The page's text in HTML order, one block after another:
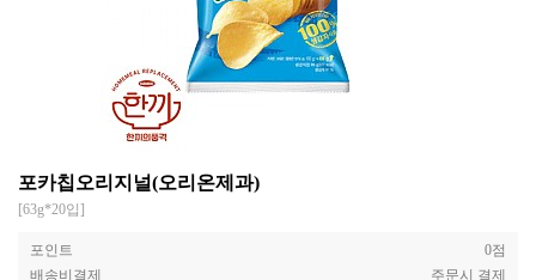
포카칩오리지널(오리온제과)
[63g*20입]
포인트
0점
배송비결제
주문시 결제